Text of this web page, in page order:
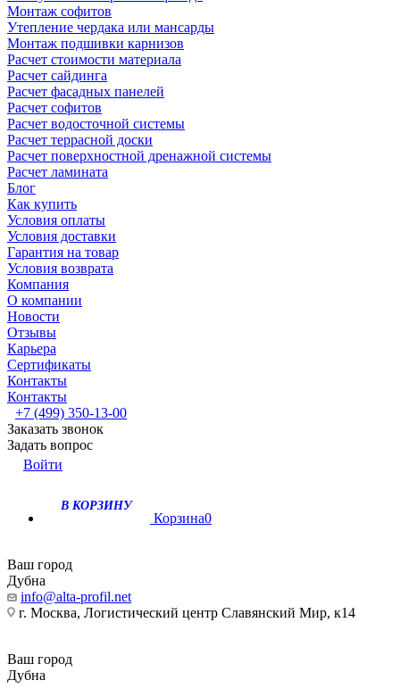
Монтаж софитов
Утепление чердака или мансарды
Монтаж подшивки карнизов
Расчет стоимости материала
Расчет сайдинга
Расчет фасадных панелей
Расчет софитов
Расчет водосточной системы
Расчет террасной доски
Расчет поверхностной дренажной системы
Расчет ламината
Блог
Как купить
Условия оплаты
Условия доставки
Гарантия на товар
Условия возврата
Компания
О компании
Новости
Отзывы
Карьера
Сертификаты
Контакты
Контакты
+7 (499) 350-13-00
Заказать звонок
Задать вопрос
Войти
В КОРЗИНУ
Корзина0
Ваш город
Дубна
info@alta-profil.net
г. Москва, Логистический центр Славянский Мир, к14
Ваш город
Дубна